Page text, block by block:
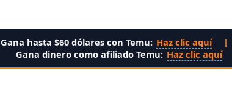
Gana hasta $60 dólares con Temu: Haz clic aquí
|
Gana dinero como afiliado Temu: Haz clic aquí